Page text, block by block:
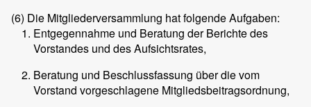
(6) Die Mitgliederversammlung hat folgende Aufgaben:
Entgegennahme und Beratung der Berichte des
Vorstandes und des Aufsichtsrates,
Beratung und Beschlussfassung über die vom
Vorstand vorgeschlagene Mitgliedsbeitragsordnung,